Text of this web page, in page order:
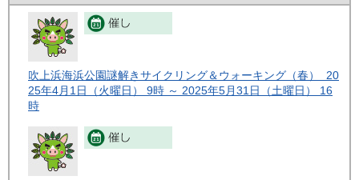
吹上浜海浜公園謎解きサイクリング＆ウォーキング（春） 20
25年4月1日（火曜日） 9時 ～ 2025年5月31日（土曜日） 16
時